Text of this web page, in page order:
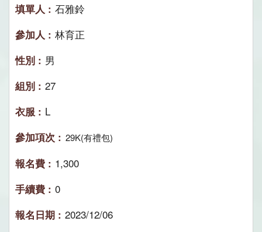
石雅鈴
林育正
男
27
L
29K(有禮包)
1,300
0
2023/12/06